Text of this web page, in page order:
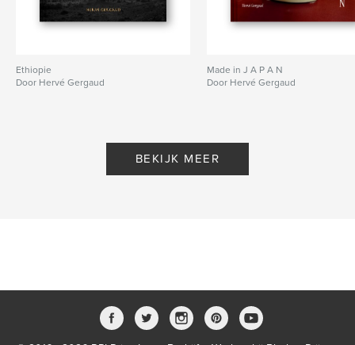
Ethiopie
Door Hervé Gergaud
Made in J A P A N
Door Hervé Gergaud
BEKIJK MEER